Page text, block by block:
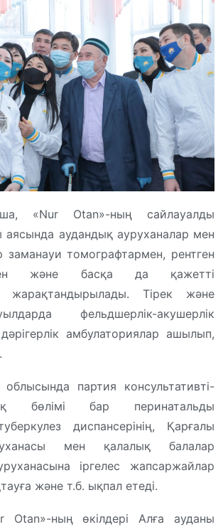
«Nur Otan»-ның сайлауалды
аясында аудандық ауруханалар мен
заманауи томографтармен, рентген
және басқа да қажетті
жарақтандырылады. Тірек және
фельдшерлік-акушерлік
амбулаториялар ашылып,
партия консультативті-
бөлімі бар перинатальды
диспансерінің, Қарғалы
мен қалалық балалар
іргелес жапсаржайлар
және т.б. ықпал етеді.
Otan»-ның өкілдері Алға ауданы